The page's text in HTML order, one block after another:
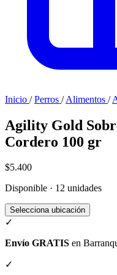
Inicio / Perros / Alimentos /
Agility Gold
Cordero 100 gr
$5.400
Disponible · 12 unidades
Selecciona ubicación
✓
Envío GRATIS en
✓